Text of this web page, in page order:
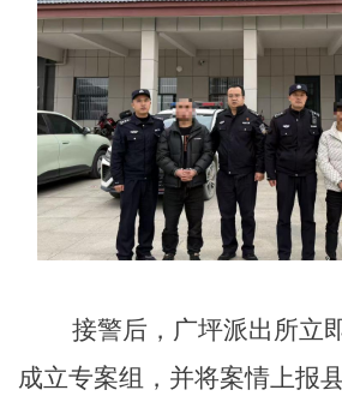
接警后，广坪派出所立
成立专案组，并将案情上报